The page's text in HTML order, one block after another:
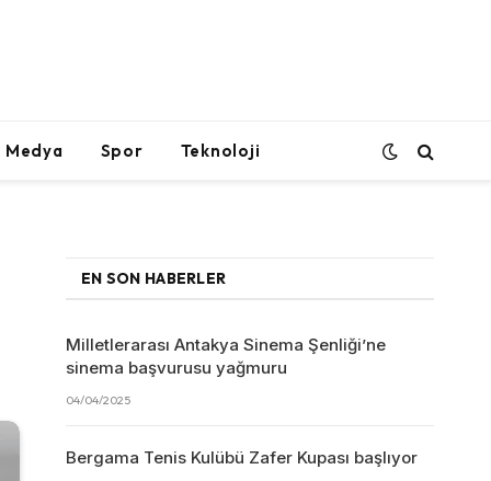
Medya Spor Teknoloji
EN SON HABERLER
Milletlerarası Antakya Sinema Şenliği’ne
sinema başvurusu yağmuru
04/04/2025
Bergama Tenis Kulübü Zafer Kupası başlıyor